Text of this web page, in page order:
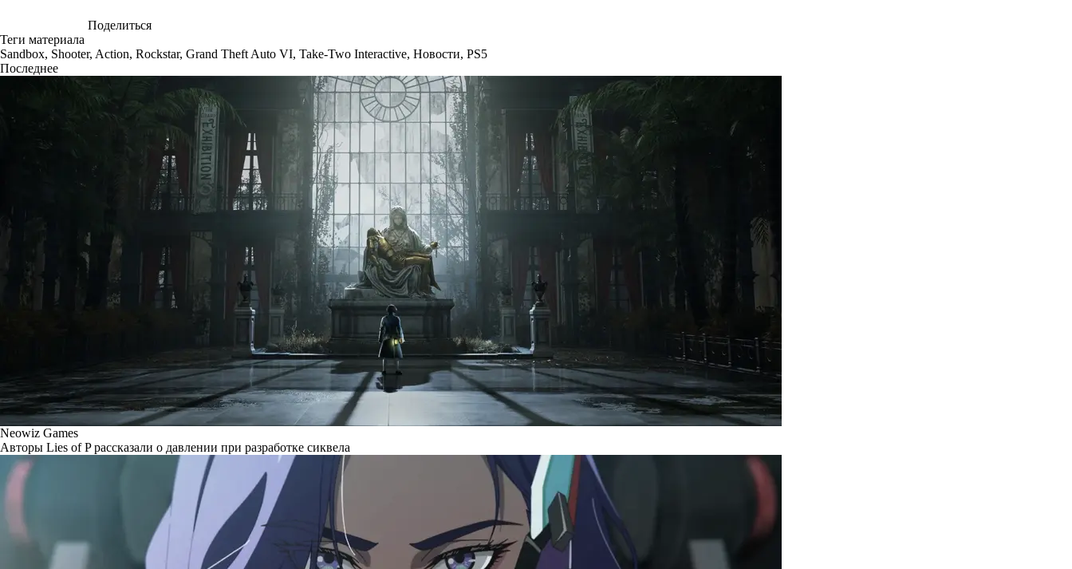
Поделиться
Теги материала
Sandbox, Shooter, Action, Rockstar, Grand Theft Auto VI, Take-Two Interactive, Новости, PS5
Последнее
Neowiz Games
Авторы Lies of P рассказали о давлении при разработке сиквела